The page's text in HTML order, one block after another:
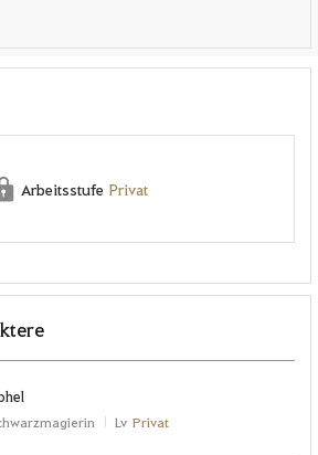
Arbeitsstufe Privat
Lv Privat